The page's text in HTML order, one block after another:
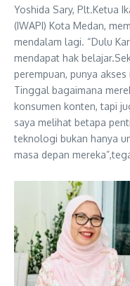
Yoshida Sary, Plt.Ketua
(IWAPI) Kota Medan,
mendalam lagi. “Dulu
mendapat hak
perempuan, punya
Tinggal bagaimana
konsumen konten, tapi
saya melihat betapa
teknologi bukan hanya
masa depan